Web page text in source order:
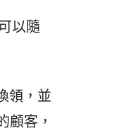
以隨
領，並
顧客，